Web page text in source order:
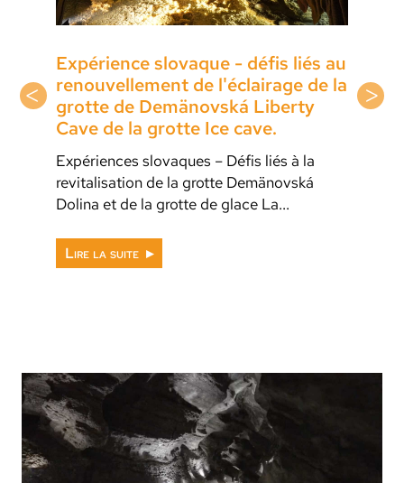
La lumière dans le tunnel: Une
exclusivité mondiale!
Un tunnel très ancien et unique au monde
se trouve dans un petit village appelé
Ulmen, situé dans l'Eifel et dans le Géoparc
volcanique de Rhénanie-Palatinat (à l'est
de l'Allemagne).
Lire la suite